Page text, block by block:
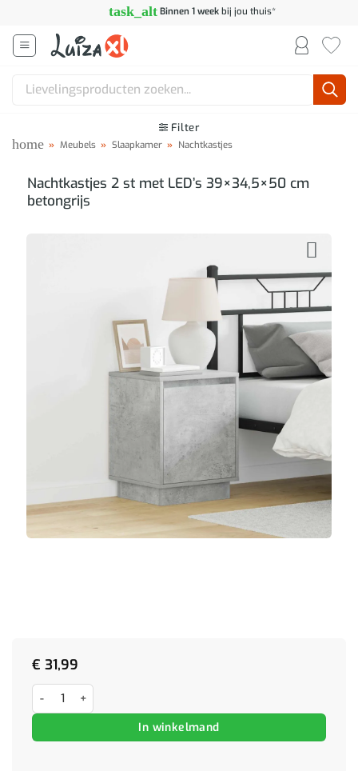
inhoud
task_alt Binnen 1 weekbij jou thuis*
Zoeken
Filter
home » Meubels » Slaapkamer » Nachtkastjes
Nachtkastjes 2 st met LED’s 39×34,5×50 cm
betongrijs
€ 31,99
Nachtkastjes 2 st met LED's 39x34,5x50 cm betongrijs aantal
In winkelmand